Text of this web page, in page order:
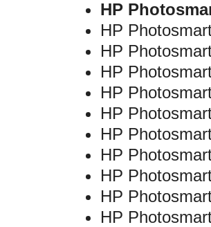
HP
HP
HP
HP
HP
HP
HP
HP
HP
HP
HP